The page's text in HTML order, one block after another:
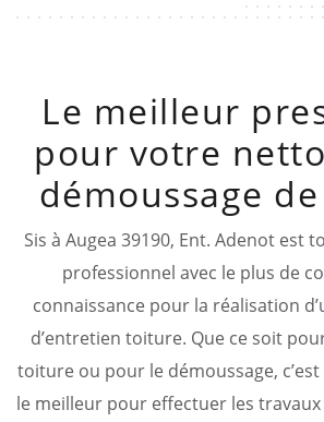
Le meilleur
pour votre
démoussage
Sis à Augea 39190, Ent. Adenot est
professionnel avec le plus de
connaissance pour la réalisation
d’entretien toiture. Que ce soit
toiture ou pour le démoussage,
le meilleur pour effectuer les travaux